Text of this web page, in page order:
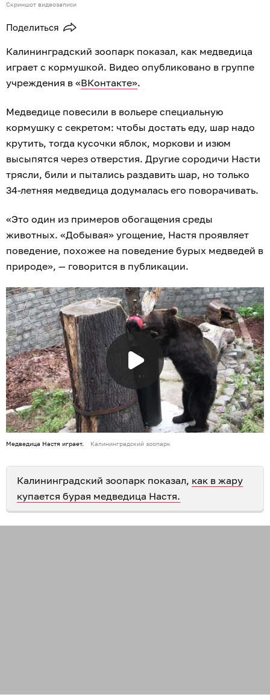
Скриншот видеозаписи
Поделиться
Калининградский зоопарк показал, как медведица
играет с кормушкой. Видео опубликовано в группе
учреждения в «ВКонтакте».
Медведице повесили в вольере специальную
кормушку с секретом: чтобы достать еду, шар надо
крутить, тогда кусочки яблок, моркови и изюм
высыпятся через отверстия. Другие сородичи Насти
трясли, били и пытались раздавить шар, но только
34-летняя медведица додумалась его поворачивать.
«Это один из примеров обогащения среды
животных. «Добывая» угощение, Настя проявляет
поведение, похожее на поведение бурых медведей в
природе», — говорится в публикации.
Медведица Настя играет. Калининградский зоопарк
Калининградский зоопарк показал, как в жару
купается бурая медведица Настя.